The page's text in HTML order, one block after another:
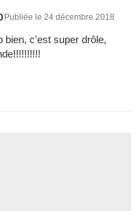
Publiée le 24 décembre 2018
bien, c'est super drôle,